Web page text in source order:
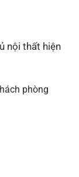
nội thất hiện
phòng